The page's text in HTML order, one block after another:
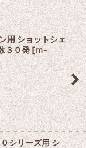
用 ショットシェ
３０発[ｍ-
シリーズ用 シ